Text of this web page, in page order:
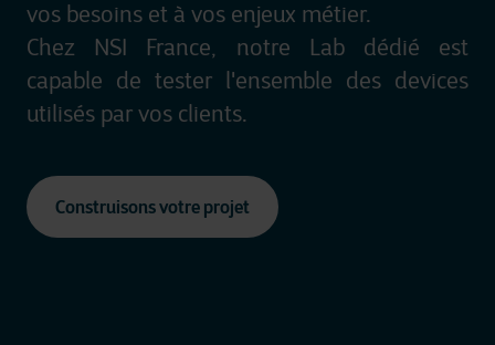
vos besoins et à vos enjeux métier.
Chez NSI France, notre Lab dédié est
capable de tester l'ensemble des devices
utilisés par vos clients.
Construisons votre projet